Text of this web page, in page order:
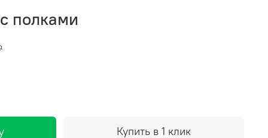
полками
Купить в 1 клик